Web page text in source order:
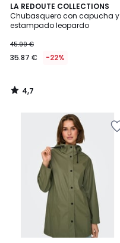
LA REDOUTE COLLECTIONS
Chubasquero con capucha y
estampado leopardo
45.99 €
35.87 € -22%
4,7
/ 5
4,7
/